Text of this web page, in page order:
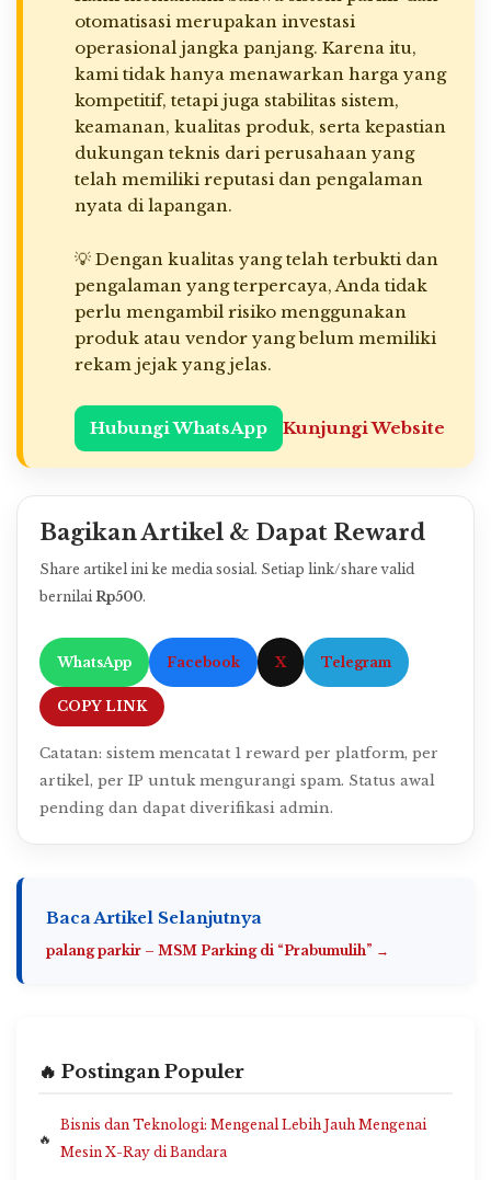
otomatisasi merupakan investasi
operasional jangka panjang. Karena itu,
kami tidak hanya menawarkan harga yang
kompetitif, tetapi juga stabilitas sistem,
keamanan, kualitas produk, serta kepastian
dukungan teknis dari perusahaan yang
telah memiliki reputasi dan pengalaman
nyata di lapangan.
💡 Dengan kualitas yang telah terbukti dan
pengalaman yang terpercaya, Anda tidak
perlu mengambil risiko menggunakan
produk atau vendor yang belum memiliki
rekam jejak yang jelas.
Hubungi WhatsApp Kunjungi Website
Bagikan Artikel & Dapat Reward
Share artikel ini ke media sosial. Setiap link/share valid
bernilaiRp500.
WhatsApp Facebook X Telegram
COPY LINK
Catatan: sistem mencatat 1 reward per platform, per
artikel, per IP untuk mengurangi spam. Status awal
pending dan dapat diverifikasi admin.
Baca Artikel Selanjutnya
palang parkir – MSM Parking di “Prabumulih” →
🔥 Postingan Populer
Bisnis dan Teknologi: Mengenal Lebih Jauh Mengenai
Mesin X-Ray di Bandara